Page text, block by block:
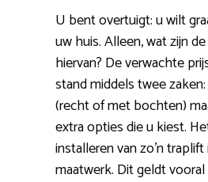
U bent overtuigt: u wilt
uw huis. Alleen, wat zijn
hiervan? De verwachte
stand middels twee
(recht of met bochten)
extra opties die u kiest.
installeren van zo’n
maatwerk. Dit geldt